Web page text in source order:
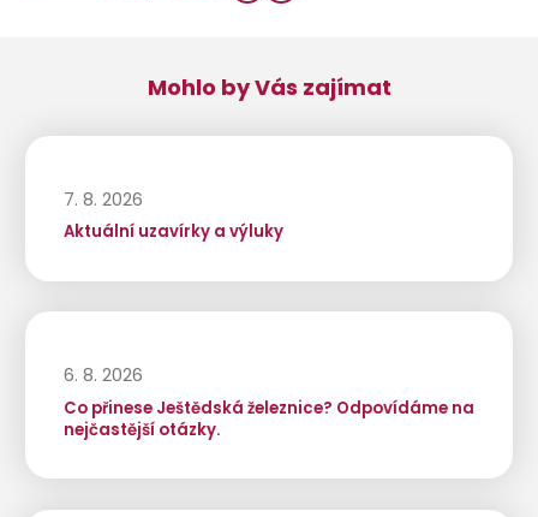
Mohlo by Vás zajímat
7. 8. 2026
Aktuální uzavírky a výluky
6. 8. 2026
Co přinese Ještědská železnice? Odpovídáme na
nejčastější otázky.